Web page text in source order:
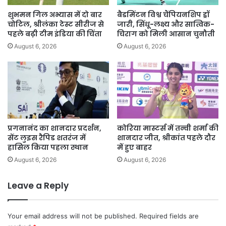
शुभमन गिल अभ्यास में दो बार
चोटिल, श्रीलंका टेस्ट सीरीज से
पहले बढ़ी टीम इंडिया की चिंता
August 6, 2026
बैडमिंटन विश्व चैंपियनशिप ड्रॉ
जारी, सिंधू-लक्ष्य और सात्विक-
चिराग को मिली आसान चुनौती
August 6, 2026
प्रगनानंद का शानदार प्रदर्शन,
सेंट लुइस रैपिड शतरंज में
हासिल किया पहला स्थान
August 6, 2026
कोरिया मास्टर्स में तन्वी शर्मा की
शानदार जीत, श्रीकांत पहले दौर
में हुए बाहर
August 6, 2026
Leave a Reply
Your email address will not be published. Required fields are